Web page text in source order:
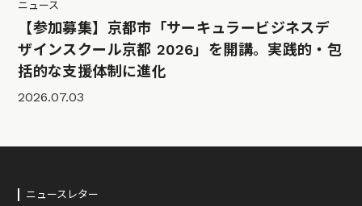
ニュース
【参加募集】京都市「サーキュラービジネスデ
ザインスクール京都 2026」を開講。実践的・包
括的な支援体制に進化
2026.07.03
ニュースレター